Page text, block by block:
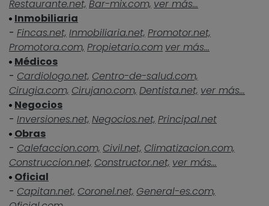
Restaurante.net, Bar-mix.com, ver más...
Inmobiliaria
- Fincas.net, Inmobiliaria.net, Promotor.net,
Promotora.com, Propietario.com ver más...
Médicos
- Cardiologo.net, Centro-de-salud.com,
Cirugia.com, Cirujano.com, Dentista.net, ver más...
Negocios
- Inversiones.net, Negocios.net, Principal.net
Obras
- Calefaccion.com, Civil.net, Climatizacion.com,
Construccion.net, Constructor.net, ver más...
Oficial
- Capitan.net, Coronel.net, General-es.com,